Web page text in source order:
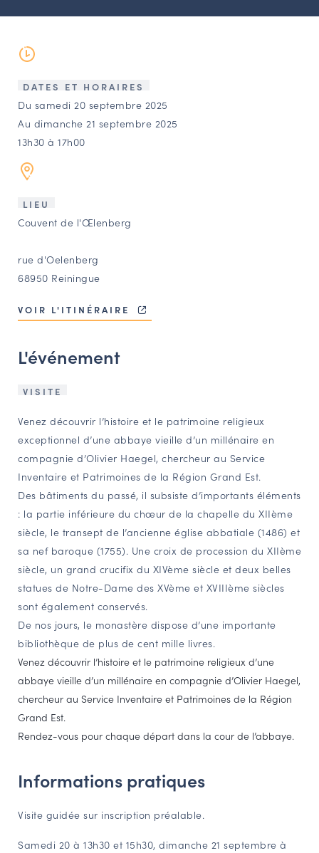
Agenda
Annuaire
Ressources
BOURSE D’ÉCHANGE
CARTES DES NAUDIN
Espace acteurs
PORTAIL CULTURE
Comité d'Histoire Régionale
Service Inventaire et Patrimoines de la Région Grand Est
VOUS ÊTES…
Amateurs d’histoire et de patrimoine
Responsables de structures
Étudiants & chercheurs
DATES ET HORAIRES
Du samedi 20 septembre 2025
Au dimanche 21 septembre 2025
13h30 à 17h00
LIEU
Couvent de l'Œlenberg
rue d'Oelenberg
68950 Reiningue
VOIR L'ITINÉRAIRE
L'événement
VISITE
Venez découvrir l’histoire et le patrimoine religieux
exceptionnel d’une abbaye vieille d’un millénaire en
compagnie d’Olivier Haegel, chercheur au Service
Inventaire et Patrimoines de la Région Grand Est.
Des bâtiments du passé, il subsiste d’importants éléments
: la partie inférieure du chœur de la chapelle du XIIème
siècle, le transept de l’ancienne église abbatiale (1486) et
sa nef baroque (1755). Une croix de procession du XIIème
siècle, un grand crucifix du XIVème siècle et deux belles
statues de Notre-Dame des XVème et XVIIIème siècles
sont également conservés.
De nos jours, le monastère dispose d’une importante
bibliothèque de plus de cent mille livres.
Venez découvrir l’histoire et le patrimoine religieux d’une
abbaye vieille d’un millénaire en compagnie d’Olivier Haegel,
chercheur au Service Inventaire et Patrimoines de la Région
Grand Est.
Rendez-vous pour chaque départ dans la cour de l’abbaye.
Informations pratiques
Visite guidée sur inscription préalable.
Samedi 20 à 13h30 et 15h30, dimanche 21 septembre à